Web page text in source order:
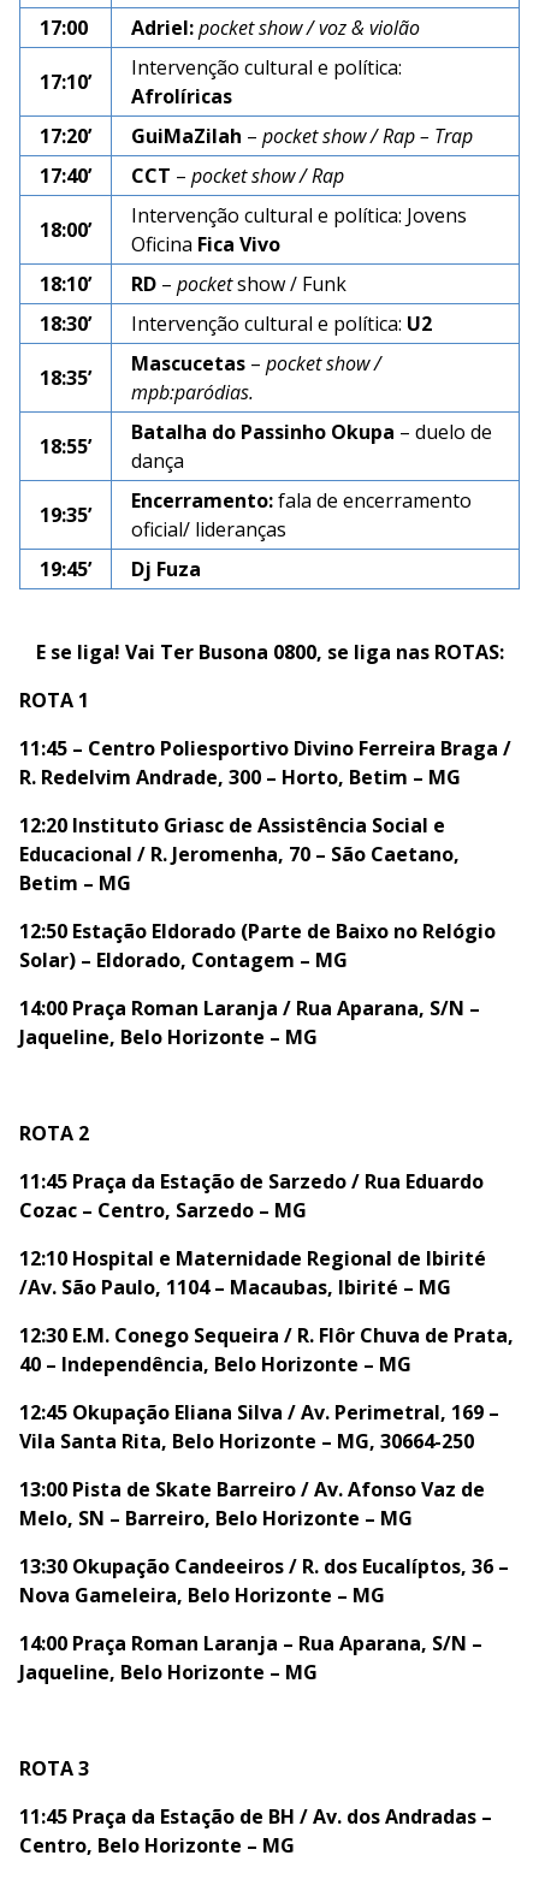
17:00
Adriel:pocket show / voz & violão
17:10’
Intervenção cultural e política:
Afrolíricas
17:20’
GuiMaZilah – pocket show / Rap – Trap
17:40’
CCT – pocket show / Rap
18:00’
Intervenção cultural e política: Jovens
Oficina Fica Vivo
18:10’
RD – pocketshow / Funk
18:30’
Intervenção cultural e política: U2
18:35’
Mascucetas – pocket show/
mpb:paródias.
18:55’
Batalha do Passinho Okupa – duelo de
dança
19:35’
Encerramento:fala de encerramento
oficial/ lideranças
19:45’
Dj Fuza
E se liga! Vai Ter Busona 0800, se liga nas ROTAS:
ROTA 1
11:45 – Centro Poliesportivo Divino Ferreira Braga /
R. Redelvim Andrade, 300 – Horto, Betim – MG
12:20 Instituto Griasc de Assistência Social e
Educacional / R. Jeromenha, 70 – São Caetano,
Betim – MG
12:50 Estação Eldorado (Parte de Baixo no Relógio
Solar) – Eldorado, Contagem – MG
14:00 Praça Roman Laranja / Rua Aparana, S/N –
Jaqueline, Belo Horizonte – MG
ROTA 2
11:45 Praça da Estação de Sarzedo / Rua Eduardo
Cozac – Centro, Sarzedo – MG
12:10 Hospital e Maternidade Regional de Ibirité
/Av. São Paulo, 1104 – Macaubas, Ibirité – MG
12:30 E.M. Conego Sequeira / R. Flôr Chuva de Prata,
40 – Independência, Belo Horizonte – MG
12:45 Okupação Eliana Silva / Av. Perimetral, 169 –
Vila Santa Rita, Belo Horizonte – MG, 30664-250
13:00 Pista de Skate Barreiro / Av. Afonso Vaz de
Melo, SN – Barreiro, Belo Horizonte – MG
13:30 Okupação Candeeiros / R. dos Eucalíptos, 36 –
Nova Gameleira, Belo Horizonte – MG
14:00 Praça Roman Laranja – Rua Aparana, S/N –
Jaqueline, Belo Horizonte – MG
ROTA 3
11:45 Praça da Estação de BH / Av. dos Andradas –
Centro, Belo Horizonte – MG